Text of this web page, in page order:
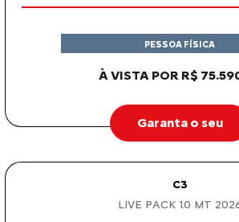
À VISTA POR R$
PESSOA FÍSICA
Garanta o seu
C3
LIVE PACK 1.0 MT